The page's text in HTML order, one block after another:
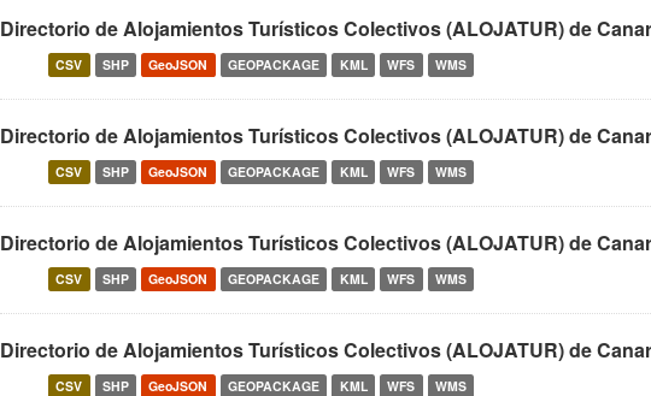
Directorio de Alojamientos Turísticos Colectivos (ALOJATUR) de
CSV SHP GeoJSON GEOPACKAGE KML WFS WMS
Directorio de Alojamientos Turísticos Colectivos (ALOJATUR) de
CSV SHP GeoJSON GEOPACKAGE KML WFS WMS
Directorio de Alojamientos Turísticos Colectivos (ALOJATUR) de
CSV SHP GeoJSON GEOPACKAGE KML WFS WMS
Directorio de Alojamientos Turísticos Colectivos (ALOJATUR) de
CSV SHP GeoJSON GEOPACKAGE KML WFS WMS